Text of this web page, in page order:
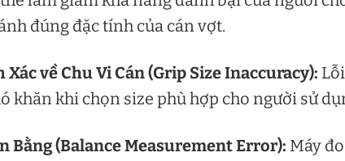
đúng đặc tính của cán vợt.
về Chu Vi Cán (Grip Size Inaccuracy):
khăn khi chọn size phù hợp cho người sử
Bằng (Balance Measurement Error): Máy